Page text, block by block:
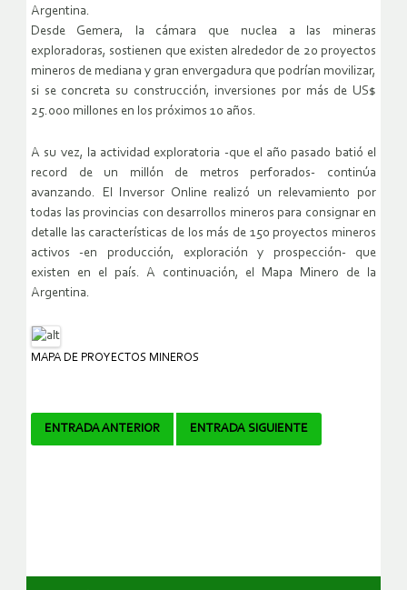
Argentina.
Desde Gemera, la cámara que nuclea a las mineras
exploradoras, sostienen que existen alrededor de 20 proyectos
mineros de mediana y gran envergadura que podrían movilizar,
si se concreta su construcción, inversiones por más de US$
25.000 millones en los próximos 10 años.
A su vez, la actividad exploratoria -que el año pasado batió el
record de un millón de metros perforados- continúa
avanzando. El Inversor Online realizó un relevamiento por
todas las provincias con desarrollos mineros para consignar en
detalle las características de los más de 150 proyectos mineros
activos -en producción, exploración y prospección- que
existen en el país. A continuación, el Mapa Minero de la
Argentina.
MAPA DE PROYECTOS MINEROS
Navegador
ENTRADA ANTERIOR ENTRADA SIGUIENTE